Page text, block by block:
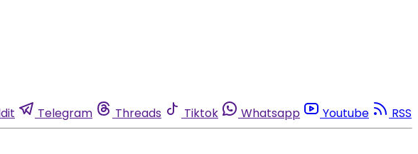
Telegram Threads Tiktok Whatsapp Youtube RSS